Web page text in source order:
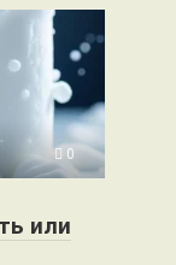
0
или